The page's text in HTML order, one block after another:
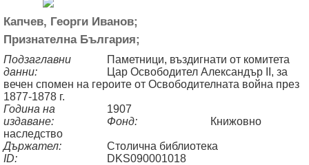
Капчев, Георги Иванов;
Признателна България;
Подзаглавни
данни:
Паметници, въздигнати от комитета
Цар Освободител Александър II, за
вечен спомен на героите от Освободителната война през
1877-1878 г.
Година на
издаване:
1907
Фонд:
Книжовно
наследство
Държател:
Столична библиотека
ID:
DKS090001018